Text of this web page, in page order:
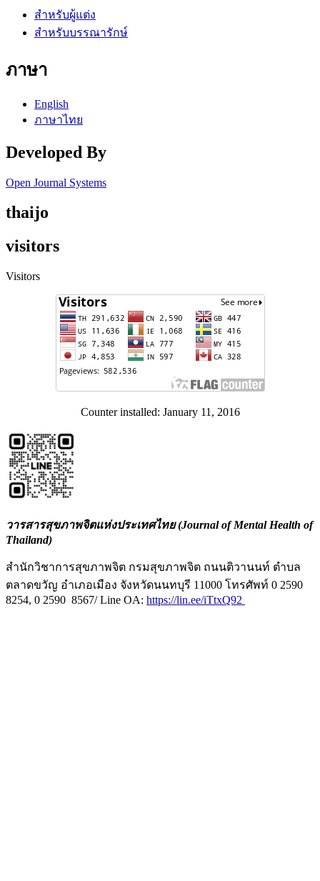
สำหรับผู้แต่ง
สำหรับบรรณารักษ์
ภาษา
English
ภาษาไทย
Developed By
Open Journal Systems
thaijo
visitors
Visitors
Counter installed: January 11, 2016
วารสารสุขภาพจิตแห่งประเทศไทย (Journal of Mental Health of
Thailand)
สำนักวิชาการสุขภาพจิต กรมสุขภาพจิต ถนนติวานนท์ ตำบล
ตลาดขวัญ อำเภอเมือง จังหวัดนนทบุรี 11000 โทรศัพท์ 0 2590
8254, 0 2590 8567/ Line OA: https://lin.ee/iTtxQ92